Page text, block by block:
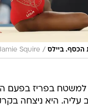
הכסף. ביילס /
Squire
למשטח בפריז בפעם